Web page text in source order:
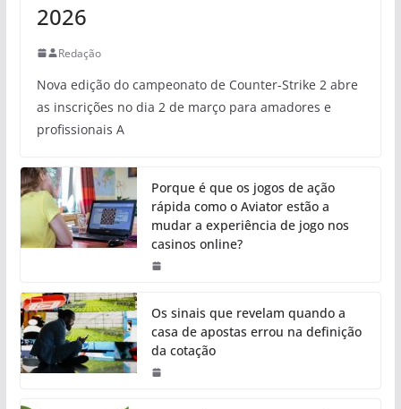
2026
Redação
Nova edição do campeonato de Counter-Strike 2 abre
as inscrições no dia 2 de março para amadores e
profissionais A
Porque é que os jogos de ação
rápida como o Aviator estão a
mudar a experiência de jogo nos
casinos online?
Os sinais que revelam quando a
casa de apostas errou na definição
da cotação